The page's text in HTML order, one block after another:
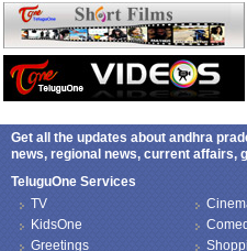
Get all the updates about andhra
news, regional news, current affairs,
TeluguOne Services
TV
KidsOne
Greetings